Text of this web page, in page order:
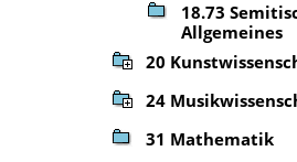
18.73
Allgemeines
20
24
31 Mathematik